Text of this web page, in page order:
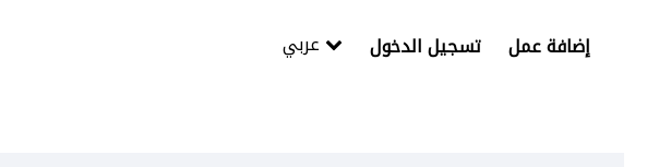
تسجيل الدخول إضافة عمل